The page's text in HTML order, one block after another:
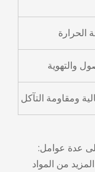
الحرارة
والتهوية
ومقاومة التآكل
عدة عوامل:
من المواد